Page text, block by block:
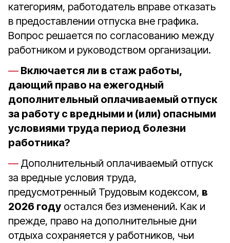
категориям, работодатель вправе отказать
в предоставлении отпуска вне графика.
Вопрос решается по согласованию между
работником и руководством организации.
Включается ли в стаж работы,
дающий право на ежегодный
дополнительный оплачиваемый отпуск
за работу с вредными и (или) опасными
условиями труда период болезни
работника?
Дополнительный оплачиваемый отпуск
за вредные условия труда,
предусмотренный Трудовым кодексом, в
2026 году остался без изменений. Как и
прежде, право на дополнительные дни
отдыха сохраняется у работников, чьи